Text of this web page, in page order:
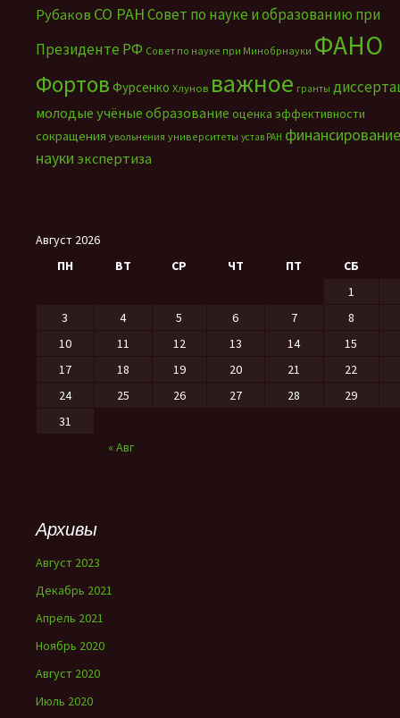
Рубаков СО РАНСовет по науке и образованию при
Президенте РФ Совет по науке при Минобрнауки ФАНО
Фортов Фурсенко Хлунов важное гранты
молодые учёные образование оценка эффективности
сокращения увольнения университеты устав РАН финансирование
науки экспертиза
Август 2026
ПН
ВТ СР ЧТ ПТ СБ
« Авг
1
3
4 5 6 7
8
10
11 12 13 14
15
17
18 19 20 21
22
24
25 26 27 28
29
31
Архивы
Август 2023
Декабрь 2021
Апрель 2021
Ноябрь 2020
Август 2020
Июль 2020